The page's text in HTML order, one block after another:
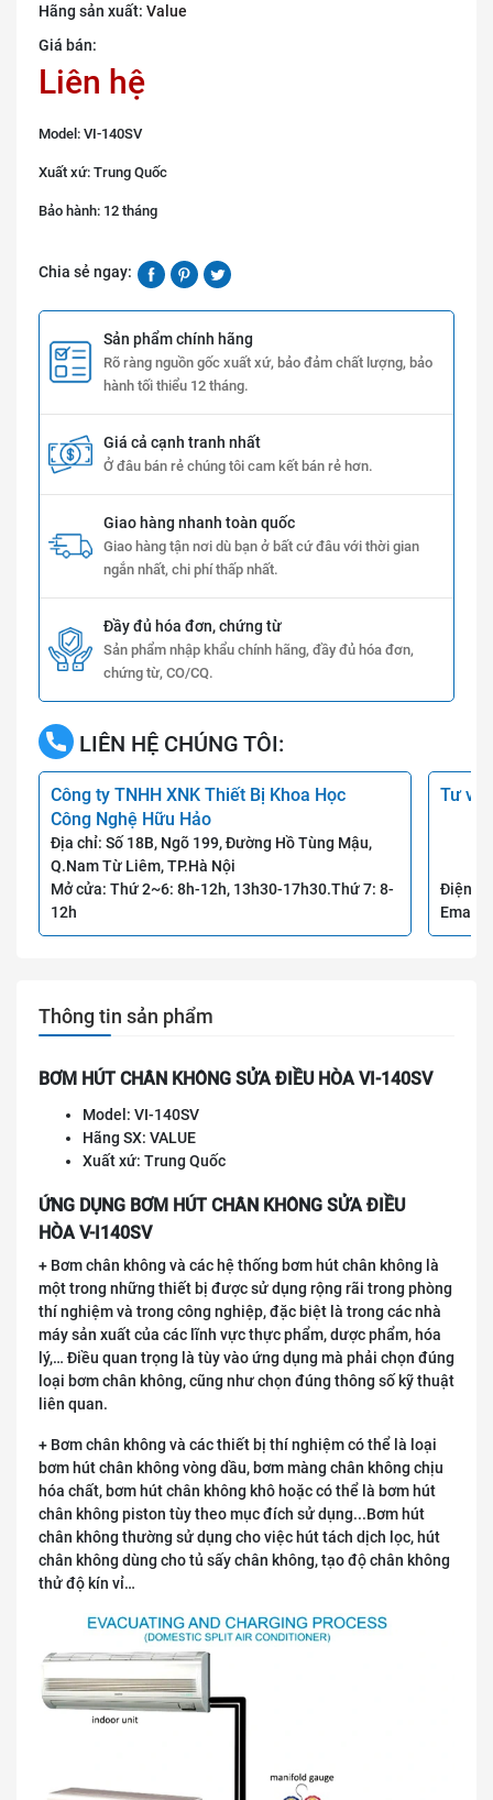
Hãng sản xuất: Value
Giá bán:
Liên hệ
Model: VI-140SV
Xuất xứ: Trung Quốc
Bảo hành: 12 tháng
Chia sẻ ngay:
Sản phẩm chính hãng
Rõ ràng nguồn gốc xuất xứ, bảo đảm chất lượng, bảo
hành tối thiểu 12 tháng.
Giá cả cạnh tranh nhất
Ở đâu bán rẻ chúng tôi cam kết bán rẻ hơn.
Giao hàng nhanh toàn quốc
Giao hàng tận nơi dù bạn ở bất cứ đâu với thời gian
ngắn nhất, chi phí thấp nhất.
Đầy đủ hóa đơn, chứng từ
Sản phẩm nhập khẩu chính hãng, đầy đủ hóa đơn,
chứng từ, CO/CQ.
LIÊN HỆ CHÚNG TÔI:
Công ty TNHH XNK Thiết Bị Khoa Học
Công Nghệ Hữu Hảo
Địa chỉ: Số 18B, Ngõ 199, Đường Hồ Tùng Mậu,
Q.Nam Từ Liêm, TP.Hà Nội
Mở cửa: Thứ 2~6: 8h-12h, 13h30-17h30.Thứ 7: 8-
12h
Tư
Điện
Email:
Thông tin sản phẩm
BƠM HÚT CHÂN KHÔNG SỬA ĐIỀU HÒA VI-140SV
Model: VI-140SV
Hãng SX: VALUE
Xuất xứ: Trung Quốc
ỨNG DỤNG BƠM HÚT CHÂN KHÔNG SỬA ĐIỀU
HÒA V-I140SV
+ Bơm chân không và các hệ thống bơm hút chân không là
một trong những thiết bị được sử dụng rộng rãi trong phòng
thí nghiệm và trong công nghiệp, đặc biệt là trong các nhà
máy sản xuất của các lĩnh vực thực phẩm, dược phẩm, hóa
lý,… Điều quan trọng là tùy vào ứng dụng mà phải chọn đúng
loại bơm chân không, cũng như chọn đúng thông số kỹ thuật
liên quan.
+ Bơm chân không và các thiết bị thí nghiệm có thể là loại
bơm hút chân không vòng dầu, bơm màng chân không chịu
hóa chất, bơm hút chân không khô hoặc có thể là bơm hút
chân không piston tùy theo mục đích sử dụng...Bơm hút
chân không thường sử dụng cho việc hút tách dịch lọc, hút
chân không dùng cho tủ sấy chân không, tạo độ chân không
thử độ kín vỉ…